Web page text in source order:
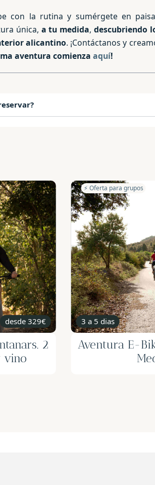
con la rutina y sumérgete en
única, a tu medida, descubriendo
alicantino. ¡Contáctanos y
aventura comienza aquí!
desde 438€
al
2 noches
⚡️ Oferta
Escapada
noches